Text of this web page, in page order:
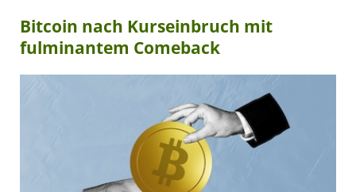
Bitcoin nach Kurseinbruch mit
fulminantem Comeback